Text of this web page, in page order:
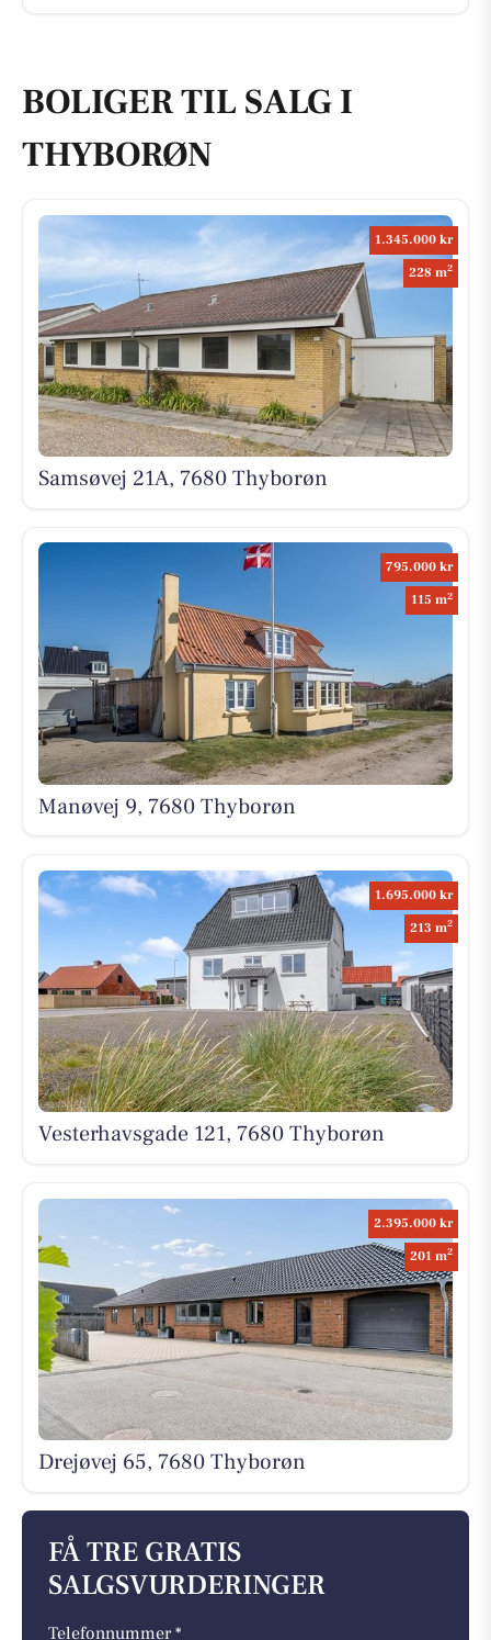
BOLIGER TIL SALG I
THYBORØN
1.345.000 kr
228 m2
Samsøvej 21A, 7680 Thyborøn
795.000 kr
115 m2
Manøvej 9, 7680 Thyborøn
1.695.000 kr
213 m2
Vesterhavsgade 121, 7680 Thyborøn
2.395.000 kr
201 m2
Drejøvej 65, 7680 Thyborøn
FÅ TRE GRATIS
SALGSVURDERINGER
Telefonnummer *